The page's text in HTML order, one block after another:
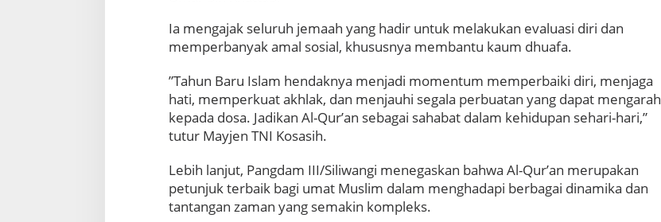
e
n
e
t
u
h
e
t
a
​Ia mengajak seluruh jemaah yang hadir untuk melakukan evaluasi diri dan
memperbanyak amal sosial, khususnya membantu kaum dhuafa.
​”Tahun Baru Islam hendaknya menjadi momentum memperbaiki diri, menjaga
hati, memperkuat akhlak, dan menjauhi segala perbuatan yang dapat mengarah
kepada dosa. Jadikan Al-Qur’an sebagai sahabat dalam kehidupan sehari-hari,”
tutur Mayjen TNI Kosasih.
​Lebih lanjut, Pangdam III/Siliwangi menegaskan bahwa Al-Qur’an merupakan
petunjuk terbaik bagi umat Muslim dalam menghadapi berbagai dinamika dan
tantangan zaman yang semakin kompleks.